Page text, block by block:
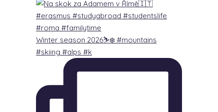
Winter season 2026⛷️❄️ #mountains
#skiing #alps #k